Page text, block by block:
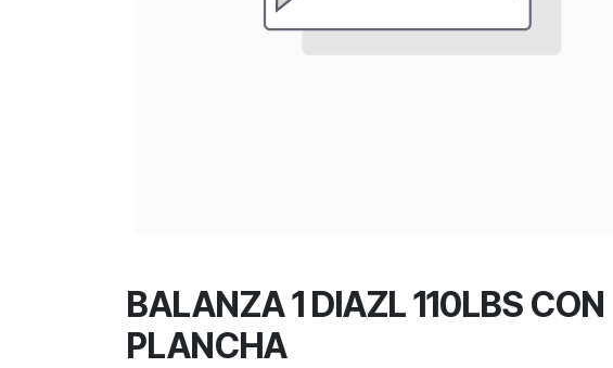
BALANZA 1 DIAZL 110LBS CON
PLANCHA